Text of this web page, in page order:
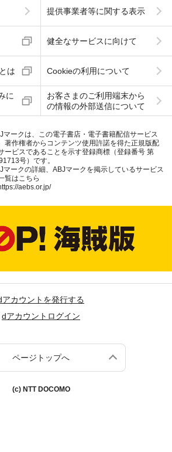
提供事業者等に関する表示
健全なサービスに向けて
は Cookieの利用について
に
お客さまのご利用端末から
の情報の外部送信について
マークは、この電子書店・電子書籍配信サービス
著作権者からコンテンツ使用許諾を得た正規版配
ービスであることを示す登録商標（登録番号 第
号）です。
マークの詳細、ABJマークを掲示しているサービス
覧はこちら
aebs.or.jp/
アカウントを発行する
dアカウントログイン
ページトップへ
(c) NTT DOCOMO